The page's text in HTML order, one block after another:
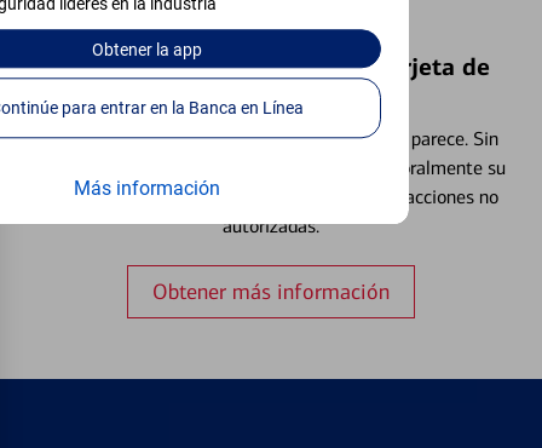
líderes en la industria
Obtenerla app
Continúe para entrar en la Banca en Línea
Más información
Bloquear y Desbloquear una Tarjeta de
Débito⁴
Extraviar una tarjeta es más común de lo que parece. Sin
embargo, puede bloquear y desbloquear temporalmente su
tarjeta de débito para ayudar a prevenir transacciones no
autorizadas.
Obtener más información